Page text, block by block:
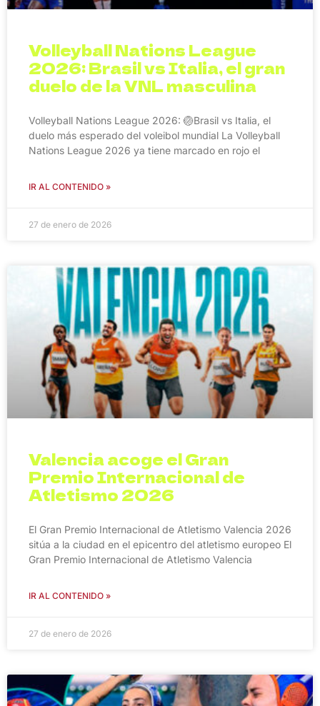
Volleyball Nations League
2026: Brasil vs Italia, el gran
duelo de la VNL masculina
Volleyball Nations League 2026: 🏐Brasil vs Italia, el
duelo más esperado del voleibol mundial La Volleyball
Nations League 2026 ya tiene marcado en rojo el
IR AL CONTENIDO »
27 de enero de 2026
Valencia acoge el Gran
Premio Internacional de
Atletismo 2026
El Gran Premio Internacional de Atletismo Valencia 2026
sitúa a la ciudad en el epicentro del atletismo europeo El
Gran Premio Internacional de Atletismo Valencia
IR AL CONTENIDO »
27 de enero de 2026